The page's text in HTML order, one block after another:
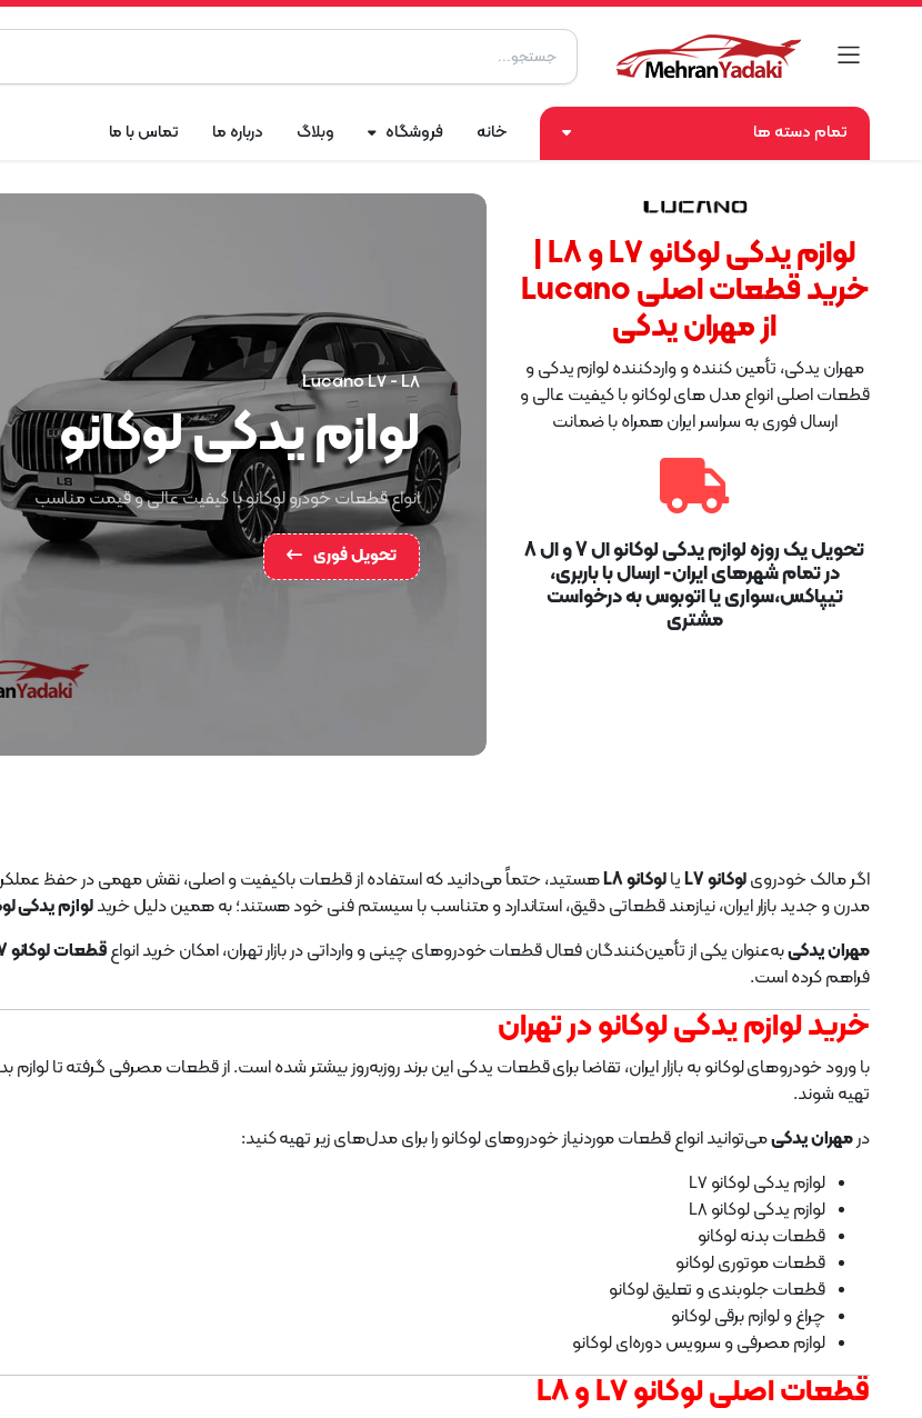
تمام دسته ها خانه فروشگاه وبلاگ درباره ما تماس با ما
لوازم یدکی لوکانو L7 و L8 |
خرید قطعات اصلی Lucano
از مهران یدکی
مهران یدکی، تأمین کننده و واردکننده لوازم یدکی و
قطعات اصلی انواع مدل های لوکانو با کیفیت عالی و
ارسال فوری به سراسر ایران همراه با ضمانت
تحویل یک روزه لوازم یدکی لوکانو ال 7 و ال 8
در تمام شهرهای ایران- ارسال با باربری،
تیپاکس،سواری یا اتوبوس به درخواست
مشتری
Lucano L7 - L8
لوازم یدکی لوکانو
انواع قطعات خودرو لوکانو با کیفیت عالی و قیمت مناسب
تحویل فوری
اگر مالک خودرویلوکانو L7 یالوکانو L8
هستید، حتماً می‌دانید که استفاده از قطعات باکیفیت و اصلی، نقش مهمی در حفظ
مدرن و جدید بازار ایران، نیازمند قطعاتی دقیق، استاندارد و متناسب با سیستم فنی خود هستند؛ به همین دلیل خریدلوازم یدکی
مهران یدکیبه‌عنوان یکی از تأمین‌کنندگان فعال قطعات خودروهای چینی و وارداتی در بازار تهران، امکان خرید انواعقطعات لوکانو L7 و L8
فراهم کرده است.
خرید لوازم یدکی لوکانو در تهران
با ورود خودروهای لوکانو به بازار ایران، تقاضا برای قطعات یدکی این برند روزبه‌روز بیشتر شده است. از قطعات مصرفی گرفته تا
تهیه شوند.
درمهران یدکیمی‌توانید انواع قطعات موردنیاز خودروهای لوکانو را برای مدل‌های زیر تهیه کنید:
لوازم یدکی لوکانو L7
لوازم یدکی لوکانو L8
قطعات بدنه لوکانو
قطعات موتوری لوکانو
قطعات جلوبندی و تعلیق لوکانو
چراغ و لوازم برقی لوکانو
لوازم مصرفی و سرویس دوره‌ای لوکانو
قطعات اصلی لوکانو L7 و L8